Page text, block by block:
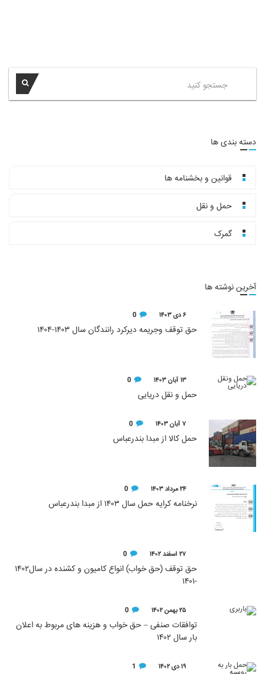
دسته بندی ها
قوانین و بخشنامه ها
حمل و نقل
گمرک
آخرین نوشته ها
۶ دی ۱۴۰۳ 0
حق توقف وجریمه دیرکرد رانندگان سال ۱۴۰۳-۱۴۰۴
۱۳ آبان ۱۴۰۳ 0
حمل و نقل دریایی
۷ آبان ۱۴۰۳ 0
حمل کالا از مبدا بندرعباس
۲۴ مرداد ۱۴۰۳ 0
نرخنامه کرایه حمل سال ۱۴۰۳ از مبدا بندرعباس
۲۷ اسفند ۱۴۰۲ 0
حق توقف (حق خواب) انواع کامیون و کشنده در سال۱۴۰۲
-۱۴۰۱
۲۵ بهمن ۱۴۰۲ 0
توافقات صنفی – حق خواب و هزینه های مربوط به اعلان
بار سال ۱۴۰۲
۱۹ دی ۱۴۰۲ 1